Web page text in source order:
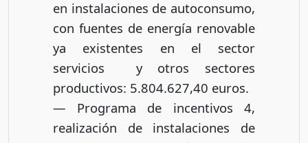
en instalaciones de autoconsumo,
con fuentes de energía renovable
ya existentes en el sector
servicios y otros sectores
productivos: 5.804.627,40 euros.
— Programa de incentivos 4,
realización de instalaciones de